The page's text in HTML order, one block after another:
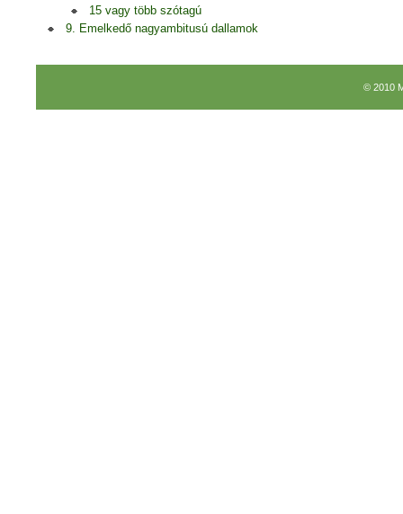
15 vagy több szótagú
9. Emelkedő nagyambitusú dallamok
© 2010